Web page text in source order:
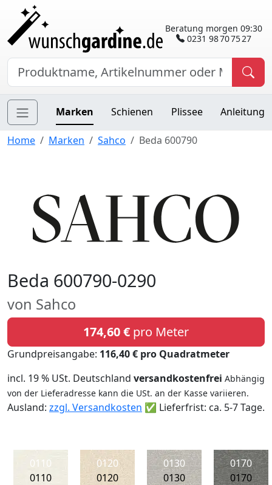
Beratung morgen 09:30
0231 98 70 75 27
Marken Schienen Plissee Anleitung
Home Marken Sahco Beda 600790
Beda 600790-0290
von Sahco
174,60 € pro Meter
Grundpreisangabe: 116,40 € pro Quadratmeter
incl. 19 % USt. Deutschland versandkostenfrei Abhängig
von der Lieferadresse kann die USt. an der Kasse variieren.
Ausland: zzgl. Versandkosten ✅ Lieferfrist: ca. 5-7 Tage.
0110
0110
0120
0120
0130
0130
0170
0170